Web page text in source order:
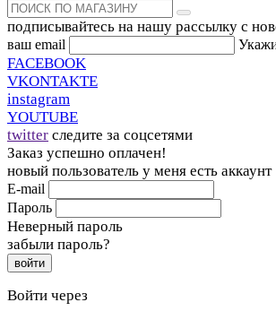
подписывайтесь на нашу рассылку с
ваш email
FACEBOOK
VKONTAKTE
instagram
YOUTUBE
twitter следите за соцсетями
Заказ успешно оплачен!
новый пользователь у меня есть аккаунт
E-mail
Пароль
Неверный пароль
забыли пароль?
войти
Войти через